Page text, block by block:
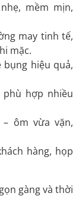
mềm mịn,
may tinh tế,
mặc.
bụng hiệu quả,
hợp nhiều
ôm vừa vặn,
hàng, họp
gàng và thời